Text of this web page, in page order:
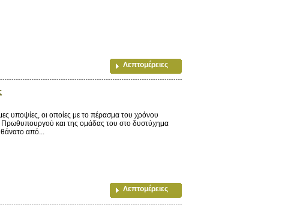
Λεπτομέρειες
υποψίες, οι οποίες με το πέρασμα του χρόνου
Πρωθυπουργού και της ομάδας του στο δυστύχημα
από...
Λεπτομέρειες